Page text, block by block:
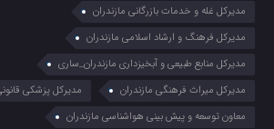
مدیرکل غله و خدمات بازرگانی مازندران
مدیرکل فرهنگ و ارشاد اسلامی مازندران
مدیرکل منابع طبیعی و آبخیزداری مازندران_ساری
مدیرکل میراث فرهنگی مازندران
مدیرکل پزشکی
معاون توسعه و پیش بینی هواشناسی مازندران